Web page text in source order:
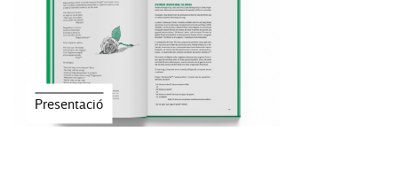
Presentació